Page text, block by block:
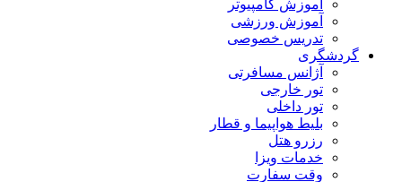
آموزش کامپیوتر
آموزش ورزشی
تدریس خصوصی
گردشگری
آژانس مسافرتی
تور خارجی
تور داخلی
بلیط هواپیما و قطار
رزرو هتل
خدمات ویزا
وقت سفارت